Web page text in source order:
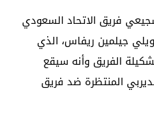
فريق الاتحاد السعودي
جيلمين ريفاس، الذي
الفريق وأنه سيقع
المنتظرة ضد فريق